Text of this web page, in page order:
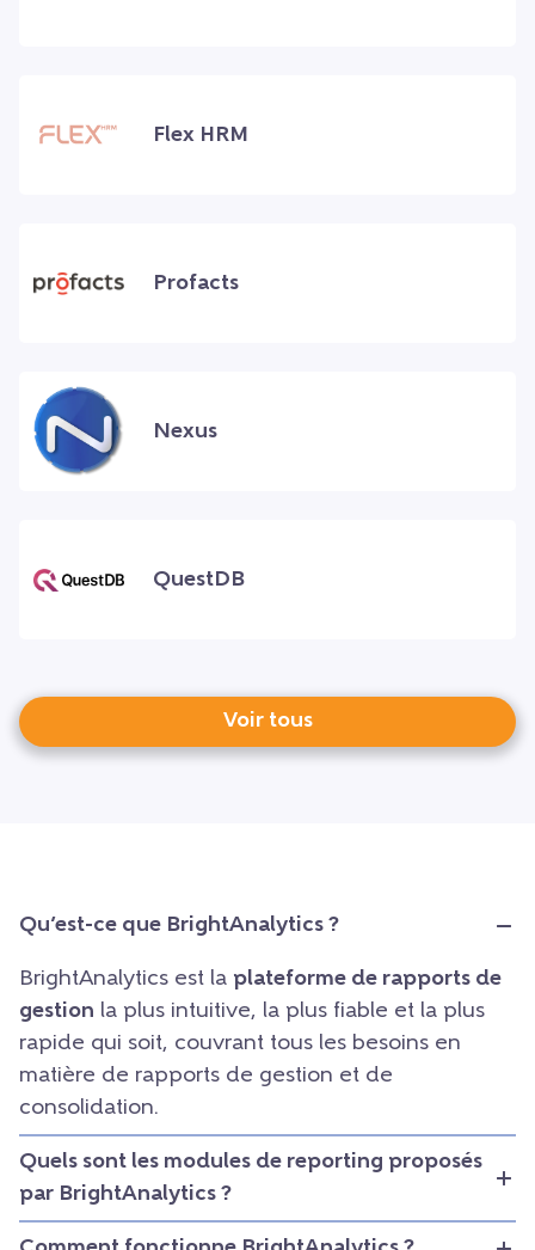
Flex HRM
Profacts
Nexus
QuestDB
Voir tous
Qu’est-ce que BrightAnalytics ?
BrightAnalytics est la plateforme de rapports de
gestion la plus intuitive, la plus fiable et la plus
rapide qui soit, couvrant tous les besoins en
matière de rapports de gestion et de
consolidation.
Quels sont les modules de reporting proposés
par BrightAnalytics ?